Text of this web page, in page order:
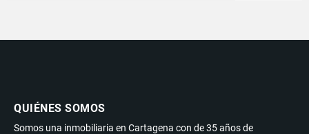
QUIÉNES SOMOS
Somos una inmobiliaria en Cartagena con de 35 años de